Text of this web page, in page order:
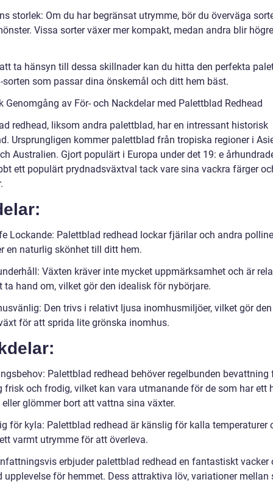
storlek: Om du har begränsat utrymme, bör du överväga
Vissa sorter växer mer kompakt, medan andra blir
ta hänsyn till dessa skillnader kan du hitta den perfekta
sorten som passar dina önskemål och ditt hem bäst.
Genomgång av För- och Nackdelar med Palettblad Redhead
redhead, liksom andra palettblad, har en intressant historisk
Ursprungligen kommer palettblad från tropiska regioner i
Australien. Gjort populärt i Europa under det 19: e
ett populärt prydnadsväxtval tack vare sina vackra färger
Lockande: Palettblad redhead lockar fjärilar och andra
en naturlig skönhet till ditt hem.
Växten kräver inte mycket uppmärksamhet och är
ta hand om, vilket gör den idealisk för nybörjare.
Den trivs i relativt ljusa inomhusmiljöer, vilket gör
för att sprida lite grönska inomhus.
Palettblad redhead behöver regelbunden bevattning
frisk och frodig, vilket kan vara utmanande för de som har ett
glömmer bort att vattna sina växter.
för kyla: Palettblad redhead är känslig för kalla temperaturer
varmt utrymme för att överleva.
erbjuder palettblad redhead en fantastiskt vacker
upplevelse för hemmet. Dess attraktiva löv, variationer mellan